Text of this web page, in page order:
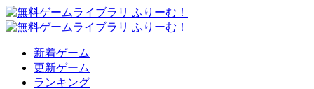
新着ゲーム
更新ゲーム
ランキング